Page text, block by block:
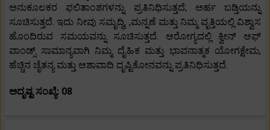
ಅನುಕೂಲಕರ ಫಲಿತಾಂಶಗಳನ್ನು ಪ್ರತಿನಿಧಿಸುತ್ತದೆ; ಅರ್ಹ ಬಡ್ತಿಯನ್ನು
ಸೂಚಿಸುತ್ತದೆ. ಇದು ನೀವು ಸಮೃದ್ಧಿ, ,ಮನ್ನಣೆ ಮತ್ತು ನಿಮ್ಮ ವೃತ್ತಿಯಲ್ಲಿ ವಿಶ್ವಾಸ
ಹೊಂದಿರುವ ಸಮಯವನ್ನು ಸೂಚಿಸುತ್ತದೆ. ಆರೋಗ್ಯದಲ್ಲಿ ಕ್ವೀನ್ ಆಫ್
ವಾಂಡ್ಸ್ ಸಾಮಾನ್ಯವಾಗಿ ನಿಮ್ಮ ದೈಹಿಕ ಮತ್ತು ಭಾವನಾತ್ಮಕ ಯೋಗಕ್ಷೇಮ,
ಹೆಚ್ಚಿನ ಚೈತನ್ಯ ಮತ್ತು ಆಶಾವಾದಿ ದೃಷ್ಟಿಕೋನವನ್ನು ಪ್ರತಿನಿಧಿಸುತ್ತದೆ.
ಅದೃಷ್ಟ ಸಂಖ್ಯೆ: 08